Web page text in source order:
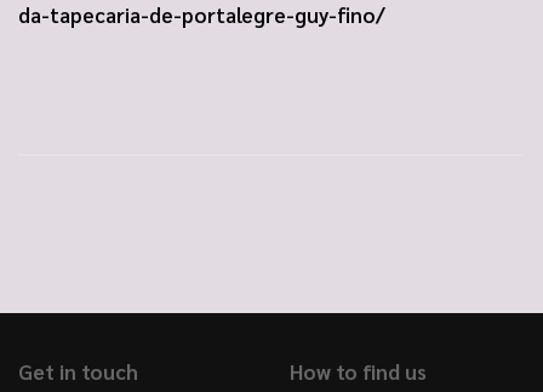
da-tapecaria-de-portalegre-guy-fino/
Get in touch How to find us